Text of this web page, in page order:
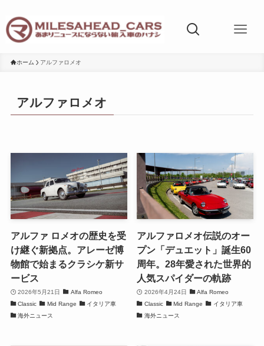
ホーム アルファロメオ
アルファロメオ
アルファ ロメオの歴史を受
け継ぐ新拠点。アレーゼ博
物館で始まるクラシケ新サ
ービス
2026年5月21日
Alfa Romeo
Classic
Mid Range
イタリア車
海外ニュース
アルファロメオ伝説のオー
プン「デュエット」誕生60
周年。28年愛された世界的
人気スパイダーの軌跡
2026年4月24日
Alfa Romeo
Classic
Mid Range
イタリア車
海外ニュース